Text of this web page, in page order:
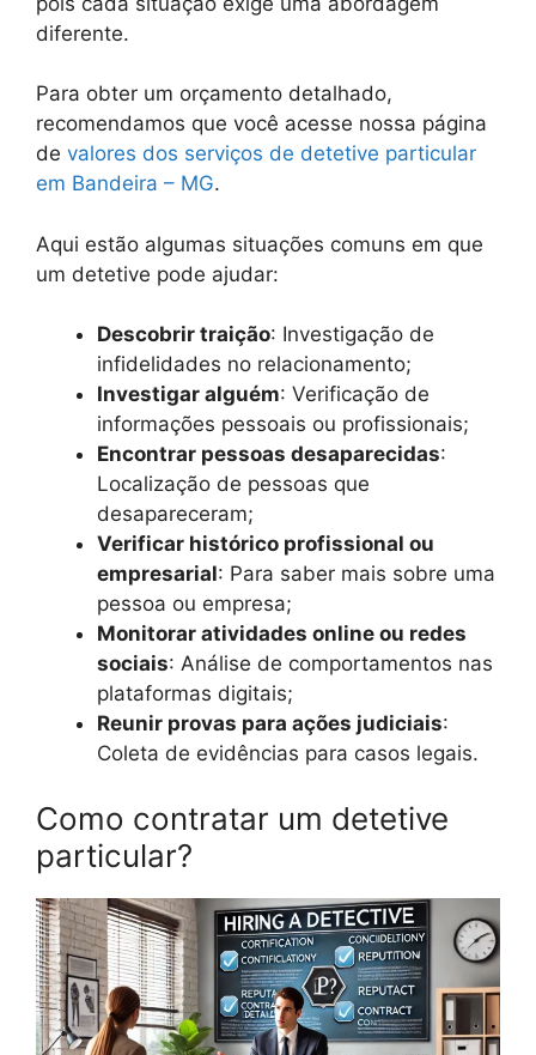
diferente.
Para obter um orçamento detalhado,
recomendamos que você acesse nossa página
de valores dos serviços de detetive particular
em Bandeira – MG.
Aqui estão algumas situações comuns em que
um detetive pode ajudar:
Descobrir traição: Investigação de
infidelidades no relacionamento;
Investigar alguém: Verificação de
informações pessoais ou profissionais;
Encontrar pessoas desaparecidas:
Localização de pessoas que
desapareceram;
Verificar histórico profissional ou
empresarial: Para saber mais sobre uma
pessoa ou empresa;
Monitorar atividades online ou redes
sociais: Análise de comportamentos nas
plataformas digitais;
Reunir provas para ações judiciais:
Coleta de evidências para casos legais.
Como contratar um detetive
particular?